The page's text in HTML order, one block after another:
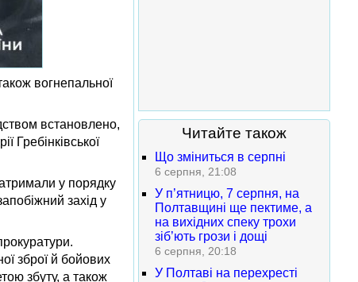
вогнепальної
встановлено,
Гребінківської
у порядку
захід у
зброї й бойових
збуту, а також
Читайте також
Що зміниться в серпні
6 серпня, 21:08
У п’ятницю, 7 серпня, на
Полтавщині ще пектиме, а
на вихідних спеку трохи
зіб’ють грози і дощі
6 серпня, 20:18
У Полтаві на перехресті